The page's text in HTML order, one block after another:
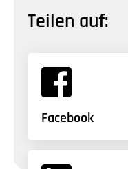
Teilen auf:
Facebook